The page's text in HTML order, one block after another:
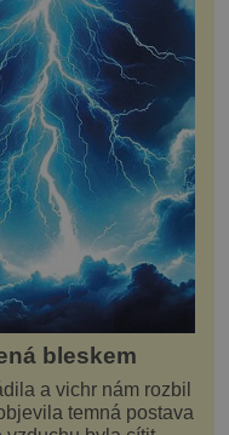
bleskem
a vichr nám rozbil
temná postava